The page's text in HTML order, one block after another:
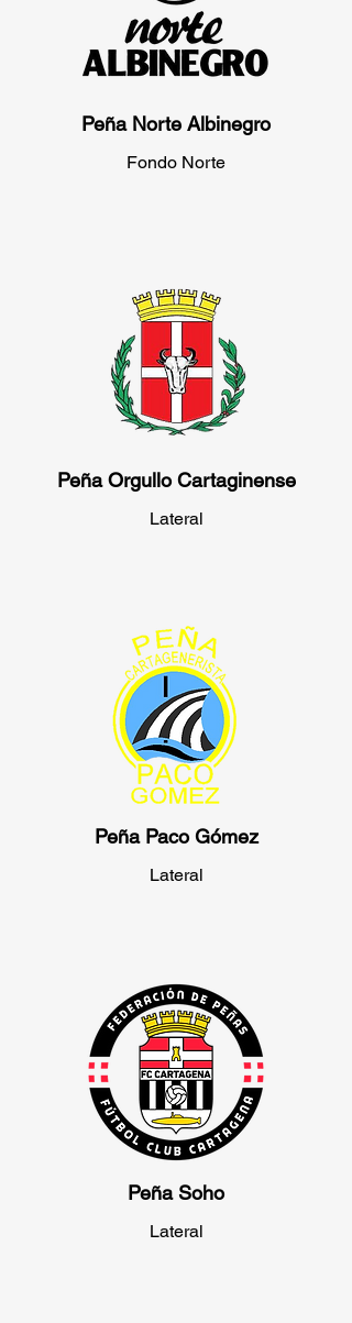
Peña Norte Albinegro
Fondo Norte
Peña Orgullo Cartaginense
Lateral
Peña Paco Gómez
Lateral
Peña Soho
Lateral